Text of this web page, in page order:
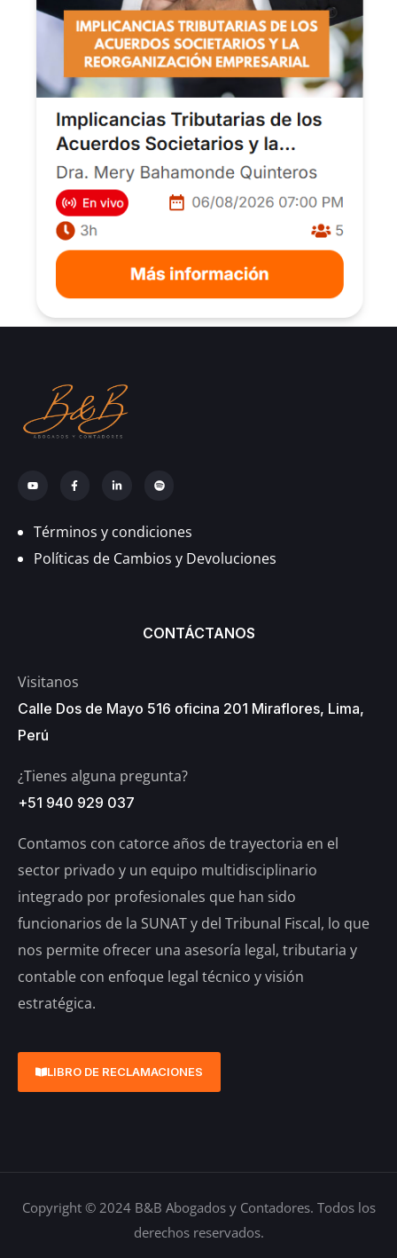
Términos y condiciones
Políticas de Cambios y Devoluciones
CONTÁCTANOS
Visitanos
Calle Dos de Mayo 516 oficina 201 Miraflores, Lima,
Perú
¿Tienes alguna pregunta?
+51 940 929 037
Contamos con catorce años de trayectoria en el
sector privado y un equipo multidisciplinario
integrado por profesionales que han sido
funcionarios de la SUNAT y del Tribunal Fiscal, lo que
nos permite ofrecer una asesoría legal, tributaria y
contable con enfoque legal técnico y visión
estratégica.
LIBRO DE RECLAMACIONES
Copyright © 2024 B&B Abogados y Contadores. Todos los
derechos reservados.